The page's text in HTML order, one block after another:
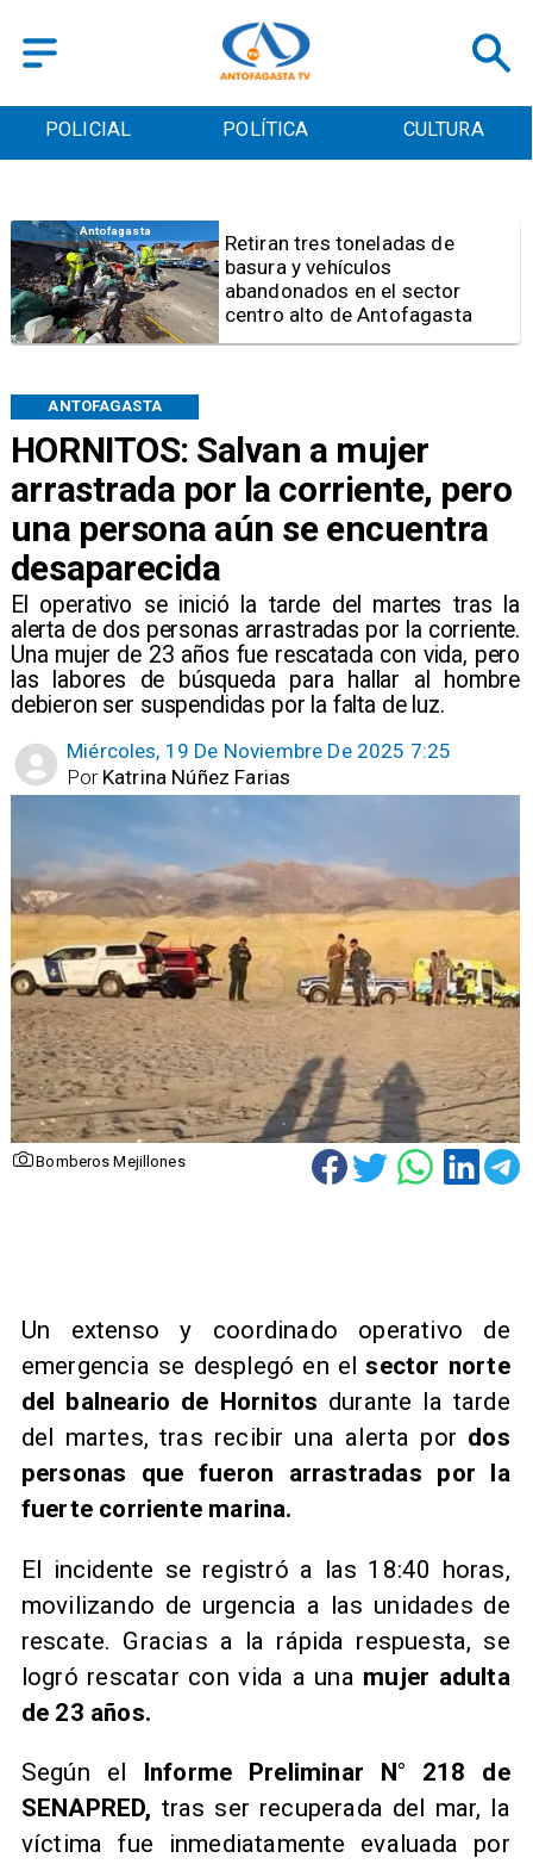
POLICIAL POLÍTICA CULTURA
HORNITOS: Salvan a mujer
arrastrada por la corriente, pero
una persona aún se encuentra
desaparecida
​El operativo se inició la tarde del martes tras la
alerta de dos personas arrastradas por la corriente.
Una mujer de 23 años fue rescatada con vida, pero
las labores de búsqueda para hallar al hombre
debieron ser suspendidas por la falta de luz.
ANTOFAGASTA
Miércoles, 19 De Noviembre De 2025 7:25
Katrina Núñez Farias
Por
Bomberos Mejillones
Antofagasta
Retiran tres toneladas de
basura y vehículos
abandonados en el sector
centro alto de Antofagasta
​Un extenso y coordinado operativo de
emergencia se desplegó en elsector norte
del balneario de Hornitos durante la tarde
del martes, tras recibir una alerta por dos
personas que fueron arrastradas por la
fuerte corriente marina.
El incidente se registró a las 18:40 horas,
movilizando de urgencia a las unidades de
rescate. Gracias a la rápida respuesta, se
logró rescatar con vida a una mujer adulta
de 23 años.
Según el
Informe Preliminar N° 218 de
SENAPRED, tras ser recuperada del mar, la
víctima fue inmediatamente evaluada por